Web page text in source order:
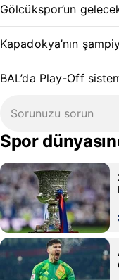
Gölcükspor’un
Kapadokya’nın
BAL’da Play-Off
Spor